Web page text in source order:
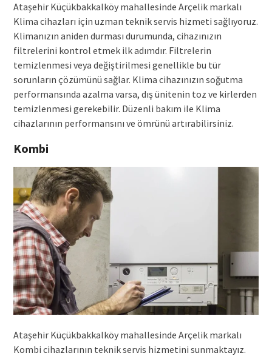
Ataşehir Küçükbakkalköy mahallesinde Arçelik markalı
Klima cihazları için uzman teknik servis hizmeti sağlıyoruz.
Klimanızın aniden durması durumunda, cihazınızın
filtrelerini kontrol etmek ilk adımdır. Filtrelerin
temizlenmesi veya değiştirilmesi genellikle bu tür
sorunların çözümünü sağlar. Klima cihazınızın soğutma
performansında azalma varsa, dış ünitenin toz ve kirlerden
temizlenmesi gerekebilir. Düzenli bakım ile Klima
cihazlarının performansını ve ömrünü artırabilirsiniz.
Kombi
Ataşehir Küçükbakkalköy mahallesinde Arçelik markalı
Kombi cihazlarının teknik servis hizmetini sunmaktayız.